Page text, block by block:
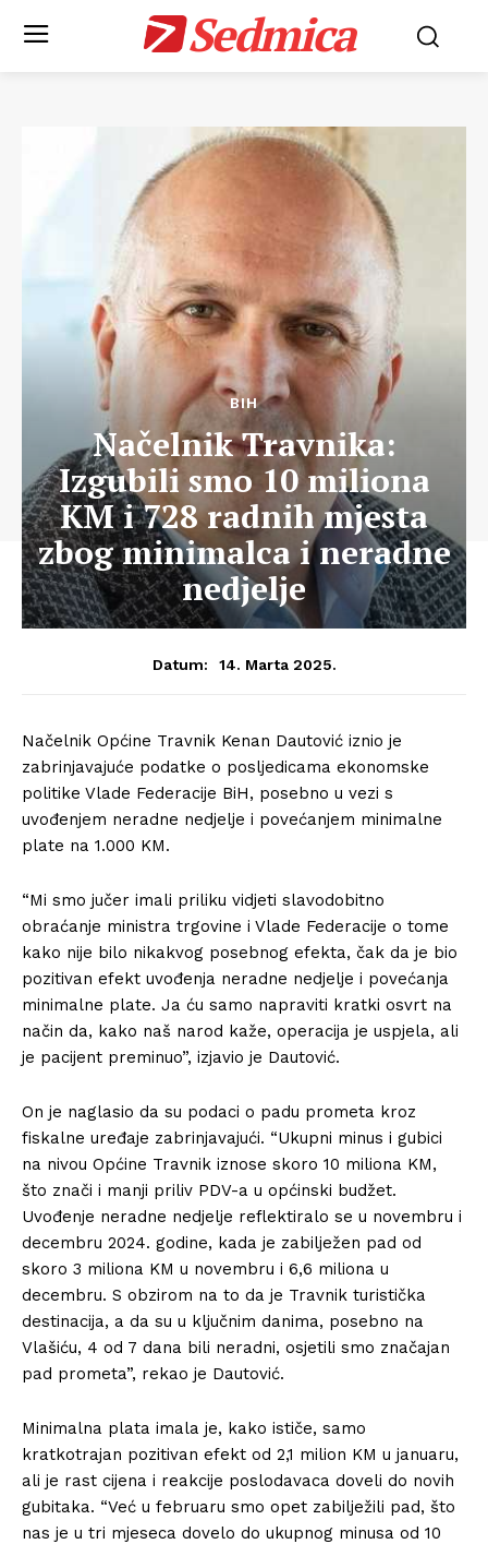
Sedmica
BIH
Načelnik Travnika:
Izgubili smo 10 miliona
KM i 728 radnih mjesta
zbog minimalca i neradne
nedjelje
Datum: 14. Marta 2025.
Načelnik Općine Travnik Kenan Dautović iznio je
zabrinjavajuće podatke o posljedicama ekonomske
politike Vlade Federacije BiH, posebno u vezi s
uvođenjem neradne nedjelje i povećanjem minimalne
plate na 1.000 KM.
“Mi smo jučer imali priliku vidjeti slavodobitno
obraćanje ministra trgovine i Vlade Federacije o tome
kako nije bilo nikakvog posebnog efekta, čak da je bio
pozitivan efekt uvođenja neradne nedjelje i povećanja
minimalne plate. Ja ću samo napraviti kratki osvrt na
način da, kako naš narod kaže, operacija je uspjela, ali
je pacijent preminuo”, izjavio je Dautović.
On je naglasio da su podaci o padu prometa kroz
fiskalne uređaje zabrinjavajući. “Ukupni minus i gubici
na nivou Općine Travnik iznose skoro 10 miliona KM,
što znači i manji priliv PDV-a u općinski budžet.
Uvođenje neradne nedjelje reflektiralo se u novembru i
decembru 2024. godine, kada je zabilježen pad od
skoro 3 miliona KM u novembru i 6,6 miliona u
decembru. S obzirom na to da je Travnik turistička
destinacija, a da su u ključnim danima, posebno na
Vlašiću, 4 od 7 dana bili neradni, osjetili smo značajan
pad prometa”, rekao je Dautović.
Minimalna plata imala je, kako ističe, samo
kratkotrajan pozitivan efekt od 2,1 milion KM u januaru,
ali je rast cijena i reakcije poslodavaca doveli do novih
gubitaka. “Već u februaru smo opet zabilježili pad, što
nas je u tri mjeseca dovelo do ukupnog minusa od 10